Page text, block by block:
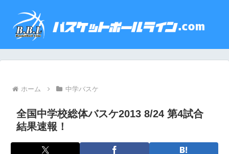
ホーム 中学バスケ
全国中学校総体バスケ2013 8/24 第4試合
結果速報！